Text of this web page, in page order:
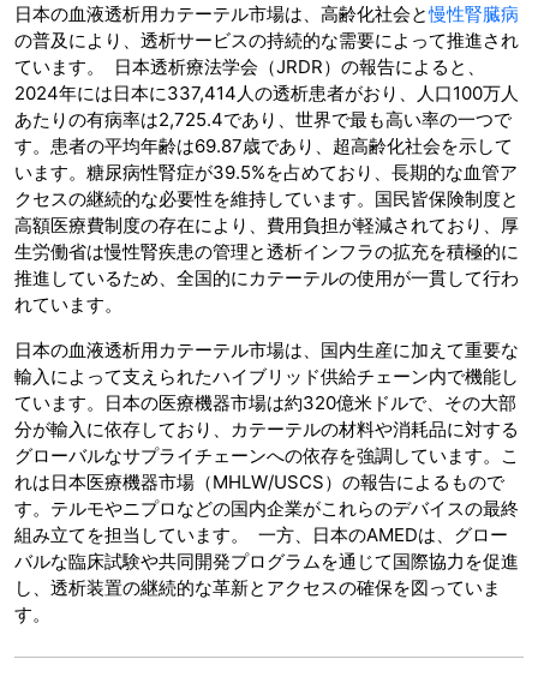
日本の血液透析用カテーテル市場は、高齢化社会と慢性腎臓病
の普及により、透析サービスの持続的な需要によって推進され
ています。 日本透析療法学会（JRDR）の報告によると、
2024年には日本に337,414人の透析患者がおり、人口100万人
あたりの有病率は2,725.4であり、世界で最も高い率の一つで
す。患者の平均年齢は69.87歳であり、超高齢化社会を示して
います。糖尿病性腎症が39.5%を占めており、長期的な血管ア
クセスの継続的な必要性を維持しています。国民皆保険制度と
高額医療費制度の存在により、費用負担が軽減されており、厚
生労働省は慢性腎疾患の管理と透析インフラの拡充を積極的に
推進しているため、全国的にカテーテルの使用が一貫して行わ
れています。
日本の血液透析用カテーテル市場は、国内生産に加えて重要な
輸入によって支えられたハイブリッド供給チェーン内で機能し
ています。日本の医療機器市場は約320億米ドルで、その大部
分が輸入に依存しており、カテーテルの材料や消耗品に対する
グローバルなサプライチェーンへの依存を強調しています。こ
れは日本医療機器市場（MHLW/USCS）の報告によるもので
す。テルモやニプロなどの国内企業がこれらのデバイスの最終
組み立てを担当しています。 一方、日本のAMEDは、グロー
バルな臨床試験や共同開発プログラムを通じて国際協力を促進
し、透析装置の継続的な革新とアクセスの確保を図っていま
す。